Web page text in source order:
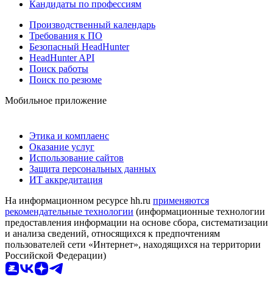
Кандидаты по профессиям
Производственный календарь
Требования к ПО
Безопасный HeadHunter
HeadHunter API
Поиск работы
Поиск по резюме
Мобильное приложение
Этика и комплаенс
Оказание услуг
Использование сайтов
Защита персональных данных
ИТ аккредитация
На информационном ресурсе hh.ru применяются
рекомендательные технологии (информационные технологии
предоставления информации на основе сбора, систематизации
и анализа сведений, относящихся к предпочтениям
пользователей сети «Интернет», находящихся на территории
Российской Федерации)